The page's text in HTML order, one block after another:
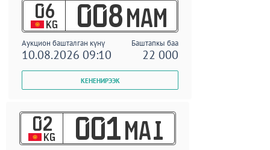
06
KG 008 MAM
Аукцион башталган күнү Баштапкы баа
10.08.2026 09:10 22 000
02
KG 001 MAI